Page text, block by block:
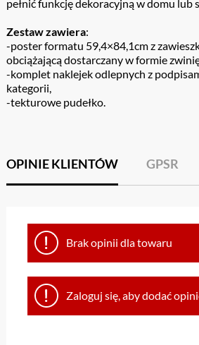
pełnić funkcję dekoracyjną w domu lub
Zestaw zawiera:
-poster formatu 59,4×84,1cm z
obciążającą dostarczany w formie
-komplet naklejek odlepnych z
kategorii,
-tekturowe pudełko.
OPINIE KLIENTÓW GPSR
Brak opinii dla towaru
Zaloguj się, aby dodać